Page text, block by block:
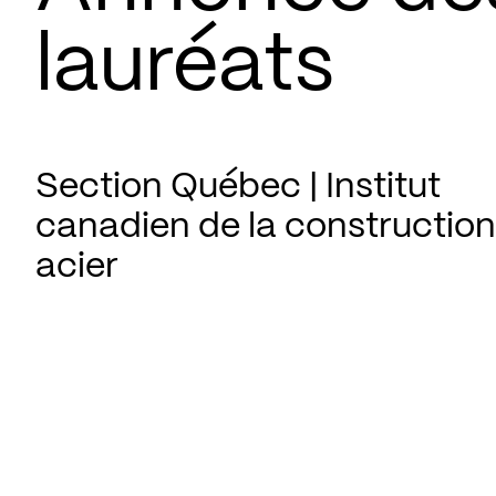
lauréats
Section Québec | Institut
canadien de la
acier